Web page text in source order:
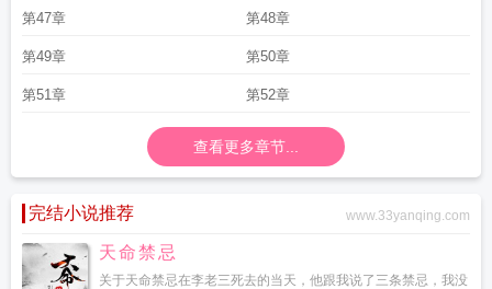
第47章 第48章
第49章 第50章
第51章 第52章
查看更多章节...
完结小说推荐 www.33yanqing.com
天命禁忌
关于天命禁忌在李老三死去的当天，他跟我说了三条禁忌，我没